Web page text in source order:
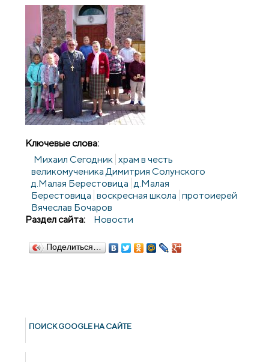
Ключевые слова:
Михаил Сегодник храм в честь
великомученика Димитрия Солунского
д.Малая Берестовица д.Малая
Берестовица воскресная школа протоиерей
Вячеслав Бочаров
Раздел сайта:
Новости
Поделиться…
ПОИСК GOОGLE НА САЙТЕ